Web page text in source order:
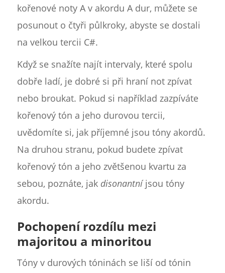
kořenové noty A v akordu A dur, můžete se
posunout o čtyři půlkroky, abyste se dostali
na velkou tercii C#.
Když se snažíte najít intervaly, které spolu
dobře ladí, je dobré si při hraní not zpívat
nebo broukat. Pokud si například zazpíváte
kořenový tón a jeho durovou tercii,
uvědomíte si, jak příjemné jsou tóny akordů.
Na druhou stranu, pokud budete zpívat
kořenový tón a jeho zvětšenou kvartu za
sebou, poznáte, jak disonantníjsou tóny
akordu.
Pochopení rozdílu mezi
majoritou a minoritou
Tóny v durových tóninách se liší od tónin